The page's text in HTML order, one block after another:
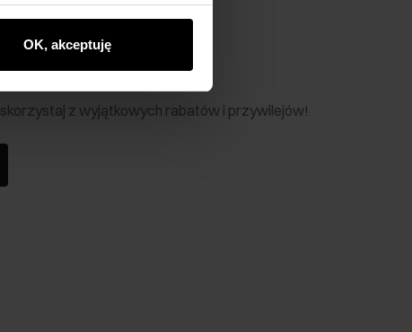
OK, akceptuję
skorzystaj z wyjątkowych rabatów i przywilejów!